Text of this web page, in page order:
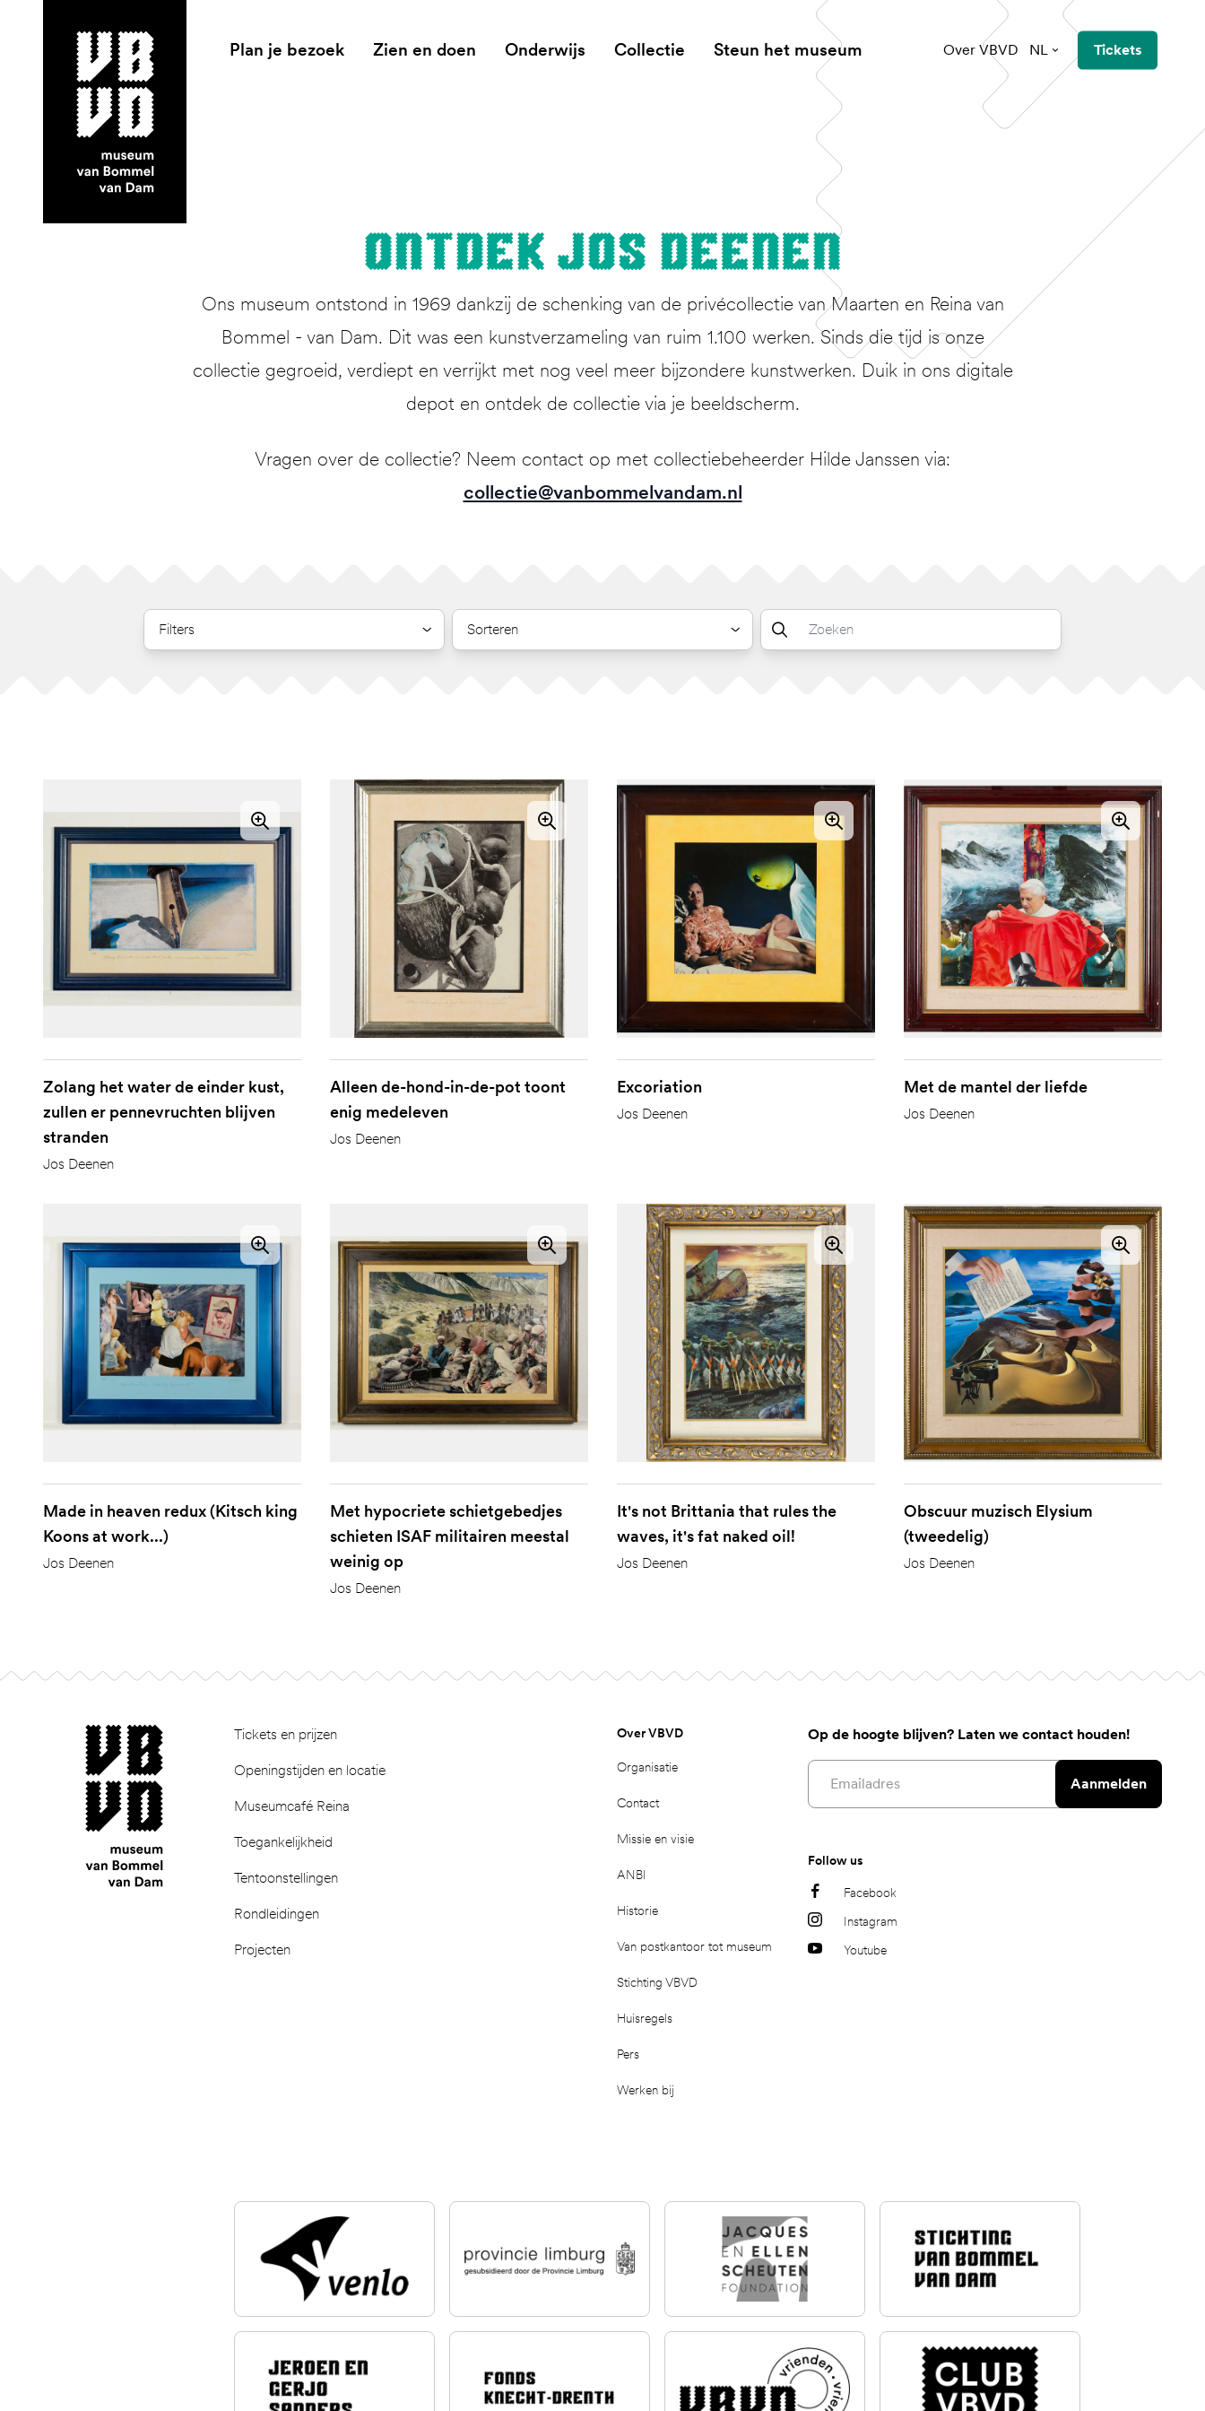
museum van Bommel van Dam
Plan je bezoek Zien en doen Onderwijs Collectie Steun het museum Over VBVD NL Tickets
Ont­dek Jos Deenen
Ons museum ontstond in 1969 dankzij de schenking van de privécollectie van Maarten en Reina van
Bommel - van Dam. Dit was een kunstverzameling van ruim 1.100 werken. Sinds die tijd is onze
collectie gegroeid, verdiept en verrijkt met nog veel meer bijzondere kunstwerken. Duik in ons digitale
depot en ontdek de collectie via je beeldscherm.
Vragen over de collectie? Neem contact op met collectiebeheerder Hilde Janssen via:
collectie@vanbommelvandam.nl
Filters Sorteren
Zolang het water de einder kust,
zullen er pennevruchten blijven
stranden
Jos Deenen
Alleen de-hond-in-de-pot toont
enig medeleven
Jos Deenen
Excoriation
Jos Deenen
Met de mantel der liefde
Jos Deenen
Made in heaven redux (Kitsch king
Koons at work...)
Jos Deenen
Met hypocriete schietgebedjes
schieten ISAF militairen meestal
weinig op
Jos Deenen
It's not Brittania that rules the
waves, it's fat naked oil!
Jos Deenen
Obscuur muzisch Elysium
(tweedelig)
Jos Deenen
Tickets en prijzen
Openingstijden en locatie
Museumcafé Reina
Toegankelijkheid
Tentoonstellingen
Rondleidingen
Projecten
museum van Bommel van Dam Over VBVD
Organisatie
Contact
Missie en visie
ANBI
Historie
Van postkantoor tot museum
Stichting VBVD
Huisregels
Pers
Werken bij
Op de hoogte blijven? Laten we contact houden!
Email address
Aanmelden
Follow us
Facebook
Instagram
Youtube